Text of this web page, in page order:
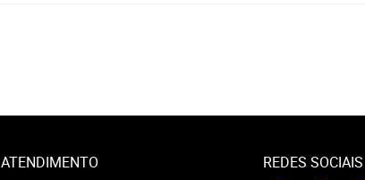
ATENDIMENTO REDES SOCIAIS